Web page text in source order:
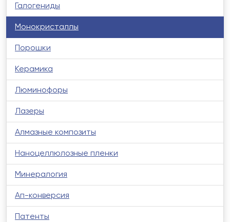
Галогениды
Монокристаллы
Порошки
Керамика
Люминофоры
Лазеры
Алмазные композиты
Наноцеллюлозные пленки
Минералогия
Ап-конверсия
Патенты